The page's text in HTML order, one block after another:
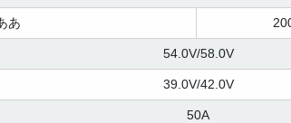
あ
54.0V/58.0V
39.0V/42.0V
50A